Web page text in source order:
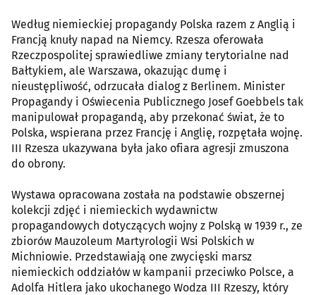
Według niemieckiej propagandy Polska razem z Anglią i
Francją knuły napad na Niemcy. Rzesza oferowała
Rzeczpospolitej sprawiedliwe zmiany terytorialne nad
Bałtykiem, ale Warszawa, okazując dumę i
nieustępliwość, odrzucała dialog z Berlinem. Minister
Propagandy i Oświecenia Publicznego Josef Goebbels tak
manipulował propagandą, aby przekonać świat, że to
Polska, wspierana przez Francję i Anglię, rozpętała wojnę.
III Rzesza ukazywana była jako ofiara agresji zmuszona
do obrony.
Wystawa opracowana została na podstawie obszernej
kolekcji zdjęć i niemieckich wydawnictw
propagandowych dotyczących wojny z Polską w 1939 r., ze
zbiorów Mauzoleum Martyrologii Wsi Polskich w
Michniowie. Przedstawiają one zwycięski marsz
niemieckich oddziałów w kampanii przeciwko Polsce, a
Adolfa Hitlera jako ukochanego Wodza III Rzeszy, który